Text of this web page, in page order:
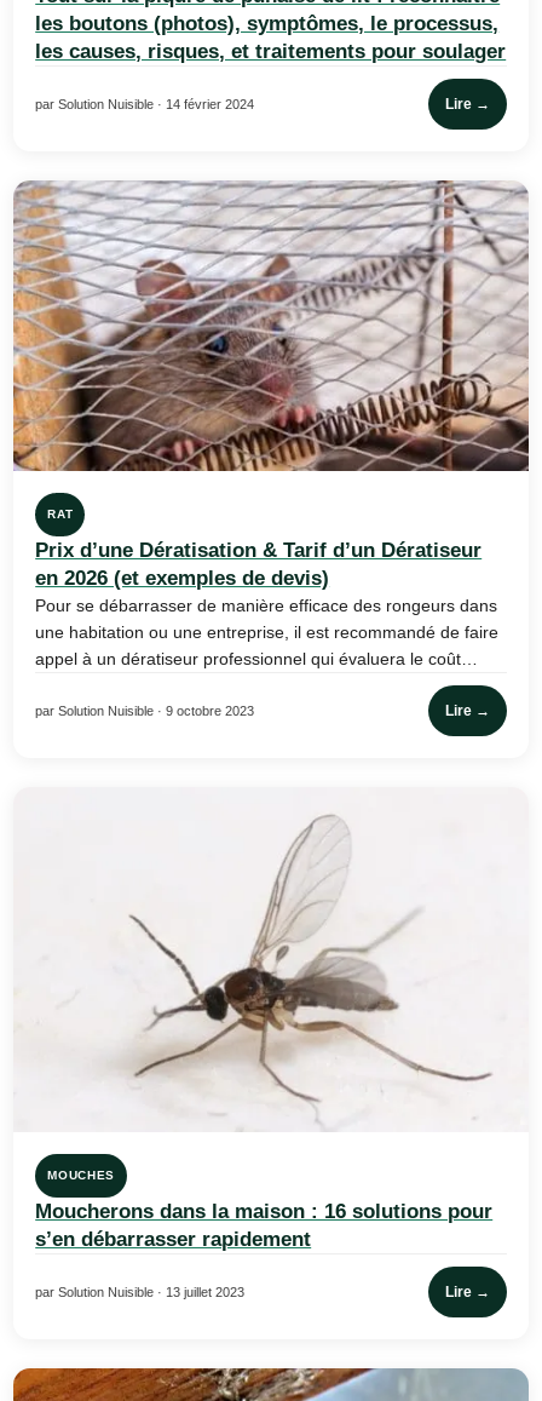
les boutons (photos), symptômes, le processus,
les causes, risques, et traitements pour soulager
par Solution Nuisible · 14 février 2024 Lire →
RAT
Prix d’une Dératisation & Tarif d’un Dératiseur
en 2026 (et exemples de devis)
Pour se débarrasser de manière efficace des rongeurs dans
une habitation ou une entreprise, il est recommandé de faire
appel à un dératiseur professionnel qui évaluera le coût…
par Solution Nuisible · 9 octobre 2023 Lire →
MOUCHES
Moucherons dans la maison : 16 solutions pour
s’en débarrasser rapidement
par Solution Nuisible · 13 juillet 2023 Lire →